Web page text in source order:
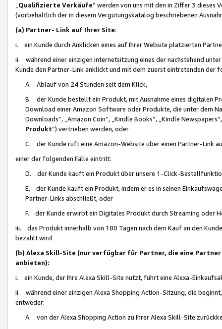
Qualifizierte Verkäufe“ werden von uns mit den in Ziffer 3
(vorbehaltlich der in diesem Vergütungskatalog beschriebenen
(a) Partner- Link auf Ihrer Site:
i. ein Kunde durch Anklicken eines auf Ihrer Website platzierten
ii. während einer einzigen Internetsitzung eines der nachstehend
Kunde den Partner-Link anklickt und mit dem zuerst eintretenden der
A. Ablauf von 24 Stunden seit dem Klick,
B. der Kunde bestellt ein Produkt, mit Ausnahme eines digitalen
Download einer Amazon Software oder Produkte, die unter dem
Downloads“, „Amazon Coin“, „Kindle Books“, „Kindle
Produkt“) vertrieben werden, oder
C. der Kunde ruft eine Amazon-Website über einen Partner-Link
einer der folgenden Fälle eintritt:
D. der Kunde kauft ein Produkt über unsere 1-Click-
E. der Kunde kauft ein Produkt, indem er es in seinen
Partner-Links abschließt, oder
F. der Kunde erwirbt ein Digitales Produkt durch Streaming oder
iii. das Produkt innerhalb von 180 Tagen nach dem Kauf an den
bezahlt wird
(b) Alexa Skill-Site (nur verfügbar für Partner, die eine
anbieten):
i. ein Kunde, der Ihre Alexa Skill-Site nutzt, führt eine Alexa-
ii. während einer einzigen Alexa Shopping Action-Sitzung, die
entweder:
A. von der Alexa Shopping Action zu Ihrer Alexa Skill-Site